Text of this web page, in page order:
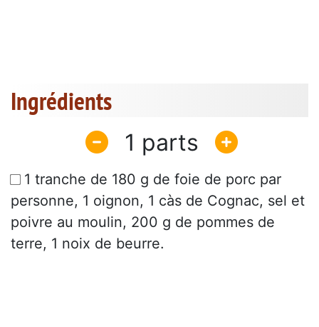
Ingrédients
1
1 tranche de 180 g de foie de porc par
personne, 1 oignon, 1 càs de Cognac, sel et
poivre au moulin, 200 g de pommes de
terre, 1 noix de beurre.